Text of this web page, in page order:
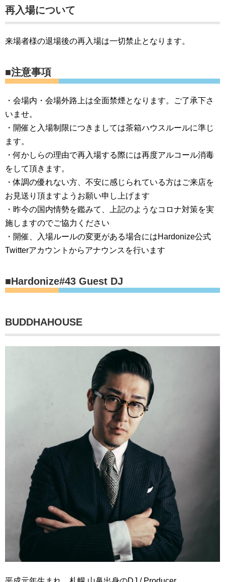
再入場について
来場者様の退場後の再入場は一切禁止となります。
■注意事項
・会場内・会場外路上は全面禁煙となります。ご了承下さ
いませ。
・開催と入場制限につきましては茶箱ハウスルールに準じ
ます。
・何かしらの理由で再入場する際には再度アルコール消毒
をして頂きます。
・体調の優れない方、不安に感じられている方はご来店を
お見送り頂ますようお願い申し上げます
・昨今の国内情勢を鑑みて、上記のようなコロナ対策を実
施しますのでご協力ください
・開催、入場ルールの変更がある場合にはHardonize公式
Twitterアカウントからアナウンスを行います
■Hardonize#43 Guest DJ
BUDDHAHOUSE